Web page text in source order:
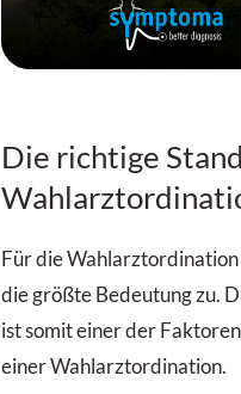
Die richtige
Für die
die größte Bedeutung zu.
ist somit einer der
einer Wahlarztordination.